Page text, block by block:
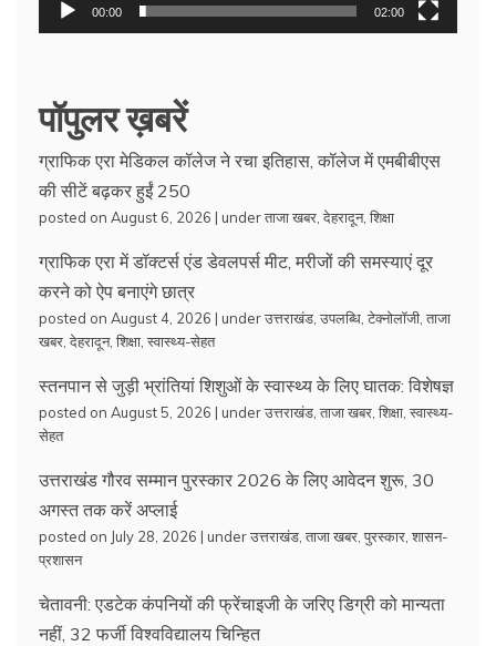
00:00 02:00
पॉपुलर ख़बरें
ग्राफिक एरा मेडिकल कॉलेज ने रचा इतिहास, कॉलेज में एमबीबीएस
की सीटें बढ़कर हुईं 250
posted on August 6, 2026 | underताजा खबर देहरादून, शिक्षा
ग्राफिक एरा में डॉक्टर्स एंड डेवलपर्स मीट, मरीजों की समस्याएं दूर
करने को ऐप बनाएंगे छात्र
posted on August 4, 2026 | underउत्तराखंड उपलब्धि टेक्नोलॉजी ताजा
खबर देहरादून, शिक्षा स्वास्थ्य-सेहत
स्तनपान से जुड़ी भ्रांतियां शिशुओं के स्वास्थ्य के लिए घातक: विशेषज्ञ
posted on August 5, 2026 | underउत्तराखंड ताजा खबर शिक्षा स्वास्थ्य-
सेहत
उत्तराखंड गौरव सम्मान पुरस्कार 2026 के लिए आवेदन शुरू, 30
अगस्त तक करें अप्लाई
posted on July 28, 2026 | underउत्तराखंड ताजा खबर पुरस्कार शासन-
प्रशासन
चेतावनी: एडटेक कंपनियों की फ्रेंचाइजी के जरिए डिग्री को मान्यता
नहीं, 32 फर्जी विश्वविद्यालय चिन्हित